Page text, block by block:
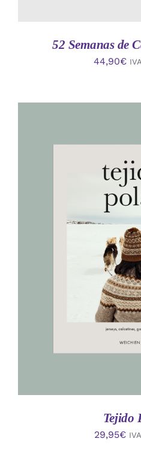
52 Semanas de
44,90€
AÑADIR AL
Tejido
29,95€